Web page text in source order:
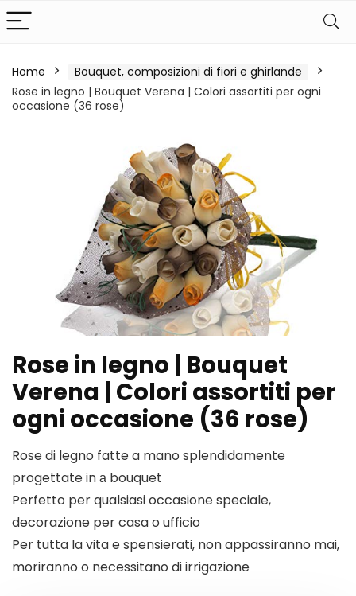
Home
Bouquet, composizioni di fiori e ghirlande
Rose in legno | Bouquet Verena | Colori assortiti per ogni
occasione (36 rose)
Rose in legno | Bouquet
Verena | Colori assortiti per
ogni occasione (36 rose)
Rose di legno fatte a mano splendidamente
progettate in а bouquet
Perfetto per qualsiasi occasione speciale,
decorazione per casa o ufficio
Per tutta la vita e spensierati, non appassiranno mai,
moriranno o necessitano di irrigazione